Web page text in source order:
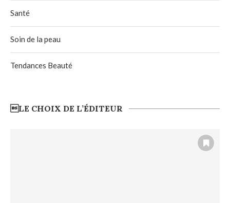
Santé
Soin de la peau
Tendances Beauté
LE CHOIX DE L’ÉDITEUR